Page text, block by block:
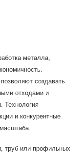
металла,
создавать
отходами и
Технология
и конкурентные
труб или профильных